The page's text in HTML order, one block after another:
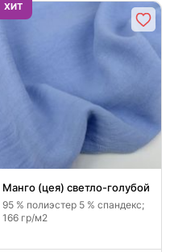
ХИТ
Манго (цея) светло-голубой
95 % полиэстер 5 % спандекс;
166 гр/м2